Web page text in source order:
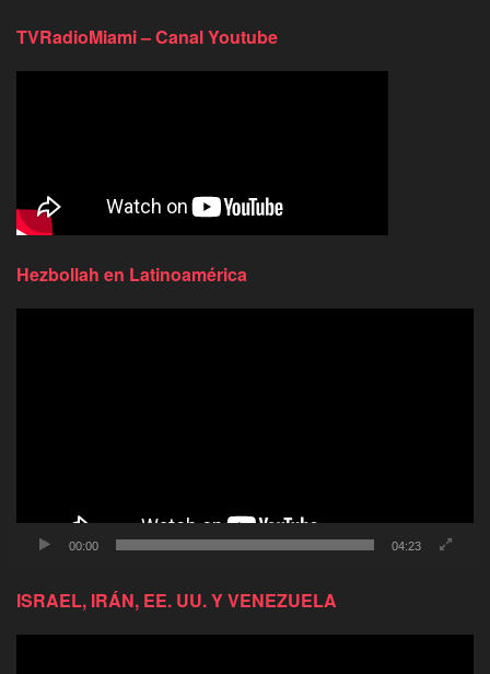
TVRadioMiami – Canal Youtube
Hezbollah en Latinoamérica
00:00 04:23
ISRAEL, IRÁN, EE. UU. Y VENEZUELA